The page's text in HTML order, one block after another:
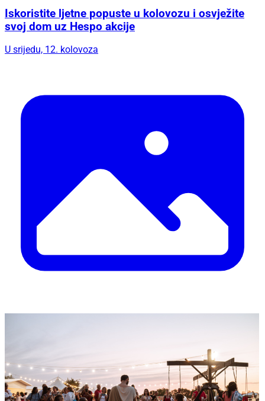
Iskoristite ljetne popuste u kolovozu i osvježite
svoj dom uz Hespo akcije
U srijedu, 12. kolovoza